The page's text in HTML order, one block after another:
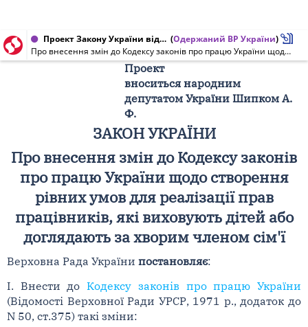
Проект Закону України від 25.02.2015 № 2235 (Одержаний ВР України)
Про внесення змін до Кодексу законів про працю України щодо створення рівних умов для реалізації прав працівників, які виховують дітей або доглядають за хворим членом сім'ї